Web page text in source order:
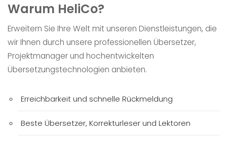
Warum HeliCo?
Erweitern Sie Ihre Welt mit unseren Dienstleistungen, die
wir Ihnen durch unsere professionellen Übersetzer,
Projektmanager und hochentwickelten
Übersetzungstechnologien anbieten.
Erreichbarkeit und schnelle Rückmeldung
Beste Übersetzer, Korrekturleser und Lektoren